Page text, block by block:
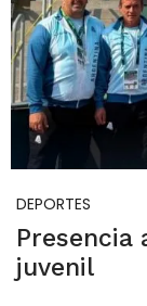
DEPORTES
Presencia
juvenil